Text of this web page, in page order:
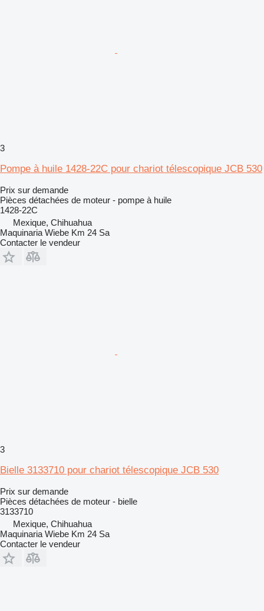
3
Pompe à huile 1428-22C pour chariot télescopique JCB 530
Prix sur demande
Pièces détachées de moteur - pompe à huile
1428-22C
Mexique, Chihuahua
Maquinaria Wiebe Km 24 Sa
Contacter le vendeur
3
Bielle 3133710 pour chariot télescopique JCB 530
Prix sur demande
Pièces détachées de moteur - bielle
3133710
Mexique, Chihuahua
Maquinaria Wiebe Km 24 Sa
Contacter le vendeur